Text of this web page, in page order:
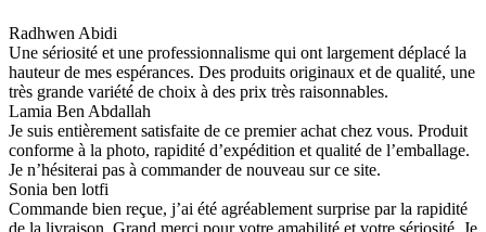
Radhwen Abidi
Une sériosité et une professionnalisme qui ont largement déplacé la
hauteur de mes espérances. Des produits originaux et de qualité, une
très grande variété de choix à des prix très raisonnables.
Lamia Ben Abdallah
Je suis entièrement satisfaite de ce premier achat chez vous. Produit
conforme à la photo, rapidité d’expédition et qualité de l’emballage.
Je n’hésiterai pas à commander de nouveau sur ce site.
Sonia ben lotfi
Commande bien reçue, j’ai été agréablement surprise par la rapidité
de la livraison. Grand merci pour votre amabilité et votre sériosité. Je